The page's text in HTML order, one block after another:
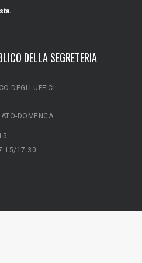
DELLA SEGRETERIA
DEGLI UFFICI:
DOMENCA
17.30